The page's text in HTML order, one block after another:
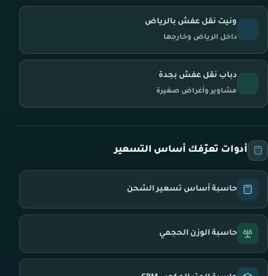
ونيت نقل عفش بالرياض
داخل الرياض وخارجها
دباب نقل عفش بجدة
مشاوير وأغراض صغيرة
أدوات تعرّفك أساس التسعير
حاسبة أساس تسعير الشحن
حاسبة الوزن الحجمي